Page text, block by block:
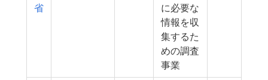
省
に必要な
情報を収
集するた
めの調査
事業